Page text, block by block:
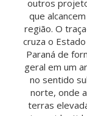
outros
que
região. O
cruza o
Paraná de
geral em um
no sentido
norte, onde
terras